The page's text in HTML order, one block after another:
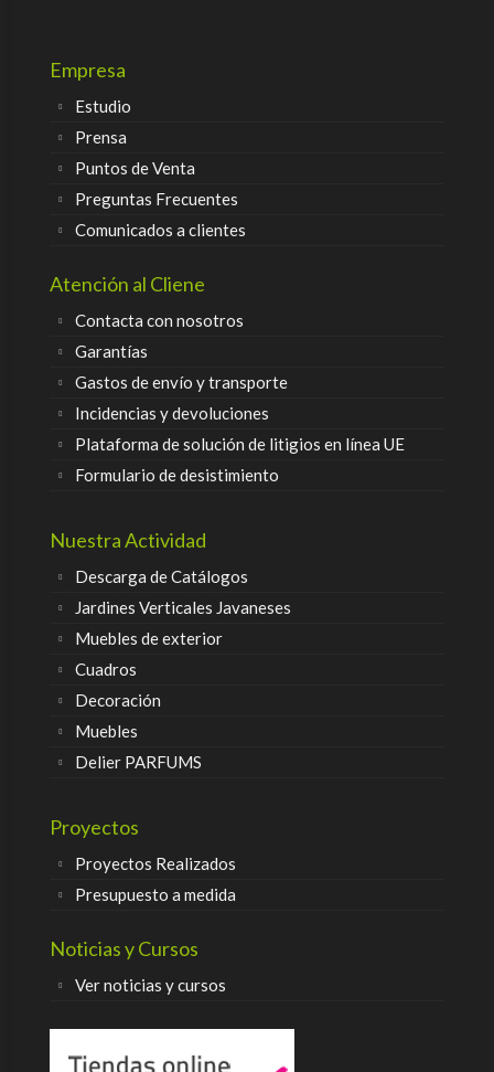
Empresa
Estudio
Prensa
Puntos de Venta
Preguntas Frecuentes
Comunicados a clientes
Atención al Cliene
Contacta con nosotros
Garantías
Gastos de envío y transporte
Incidencias y devoluciones
Plataforma de solución de litigios en línea UE
Formulario de desistimiento
Nuestra Actividad
Descarga de Catálogos
Jardines Verticales Javaneses
Muebles de exterior
Cuadros
Decoración
Muebles
Delier PARFUMS
Proyectos
Proyectos Realizados
Presupuesto a medida
Noticias y Cursos
Ver noticias y cursos